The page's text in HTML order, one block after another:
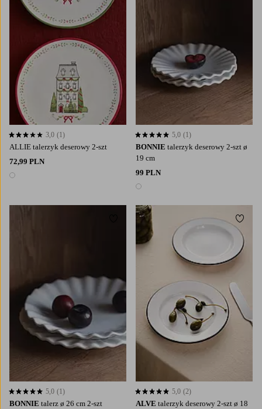
ALLIE talerzyk deserowy 2-szt
72,99 PLN
1 kolor
3,0 opierając się na 1 ocenach
3,0 (1)
BONNIE talerzyk deserowy 2-szt ø
19 cm
99 PLN
1 kolor
5,0 opierając się na 1 ocenach
5,0 (1)
BONNIE talerz ø 26 cm 2-szt
5,0 opierając się na 1 ocenach
5,0 (1)
Dodaj do ulubionych
ALVE talerzyk deserowy 2-szt ø 18
5,0 opierając się na 2 ocenach
5,0 (2)